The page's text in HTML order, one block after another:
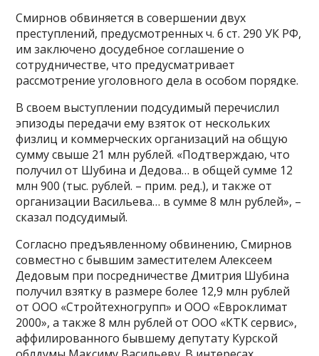
Смирнов обвиняется в совершении двух
преступлений, предусмотренных ч. 6 ст. 290 УК РФ,
им заключено досудебное соглашение о
сотрудничестве, что предусматривает
рассмотрение уголовного дела в особом порядке.
В своем выступлении подсудимый перечислил
эпизоды передачи ему взяток от нескольких
физлиц и коммерческих организаций на общую
сумму свыше 21 млн рублей. «Подтверждаю, что
получил от Шубина и Дедова… в общей сумме 12
млн 900 (тыс. рублей. – прим. ред.), и также от
организации Васильева… в сумме 8 млн рублей», –
сказал подсудимый.
Согласно предъявленному обвинению, Смирнов
совместно с бывшим заместителем Алексеем
Дедовым при посредничестве Дмитрия Шубина
получил взятку в размере более 12,9 млн рублей
от ООО «Стройтехногрупп» и ООО «Евроклимат
2000», а также 8 млн рублей от ООО «КТК сервис»,
аффилированного бывшему депутату Курской